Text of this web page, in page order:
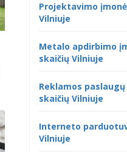
Projektavimo
Vilniuje
Metalo apdirbimo
skaičių Vilniuje
Reklamos
skaičių Vilniuje
Interneto
Vilniuje